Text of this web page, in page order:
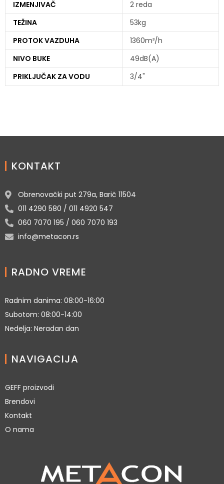
IZMENJIVAČ
2 reda
TEŽINA
53kg
PROTOK VAZDUHA
1360m³/h
NIVO BUKE
49dB(A)
PRIKLJUČAK ZA VODU
3/4"
KONTAKT
Obrenovački put 279a, Barič 11504
011 4290 580 / 011 4920 547
060 7070 195 / 060 7070 193
info@metacon.rs
RADNO VREME
Radnim danima: 08:00-16:00
Subotom: 08:00-14:00
Nedelja: Neradan dan
NAVIGACIJA
GEFF proizvodi
Brendovi
Kontakt
O nama